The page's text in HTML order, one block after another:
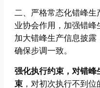
二、严格常态化错峰
业协会作用，加强错峰
加大错峰生产信息披露
确保步调一致。
强化执行约束，对错
束 ，对初次执行不到